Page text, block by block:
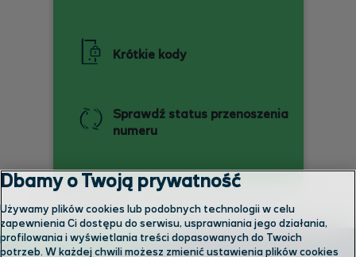
Krótkie kody
Sprawdź status przenoszenia
numeru
Dbamy o Twoją prywatność
Używamy plików cookies lub podobnych technologii w celu
zapewnienia Ci dostępu do serwisu, usprawniania jego działania,
profilowania i wyświetlania treści dopasowanych do Twoich
potrzeb. W każdej chwili możesz zmienić ustawienia plików cookies